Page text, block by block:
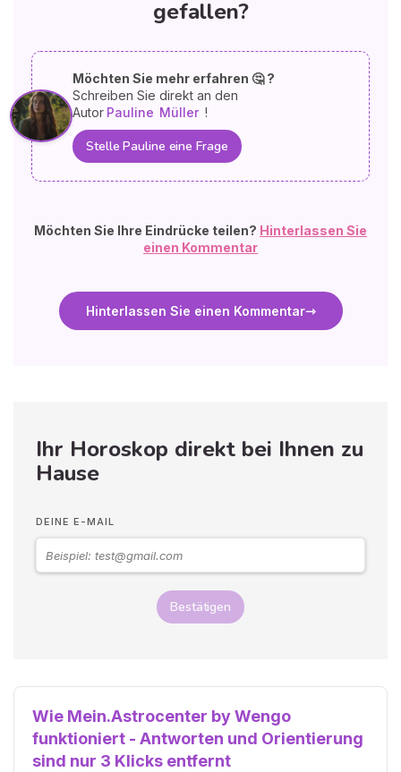
gefallen?
Möchten Sie mehr erfahren 🤔 ?
Schreiben Sie direkt an den
Autor Pauline Müller !
Stelle Pauline eine Frage
Möchten Sie Ihre Eindrücke teilen? Hinterlassen Sie
einen Kommentar
Hinterlassen Sie einen Kommentar
Ihr Horoskop direkt bei Ihnen zu
Hause
DEINE E-MAIL
Bestätigen
Wie Mein.Astrocenter by Wengo
funktioniert - Antworten und Orientierung
sind nur 3 Klicks entfernt